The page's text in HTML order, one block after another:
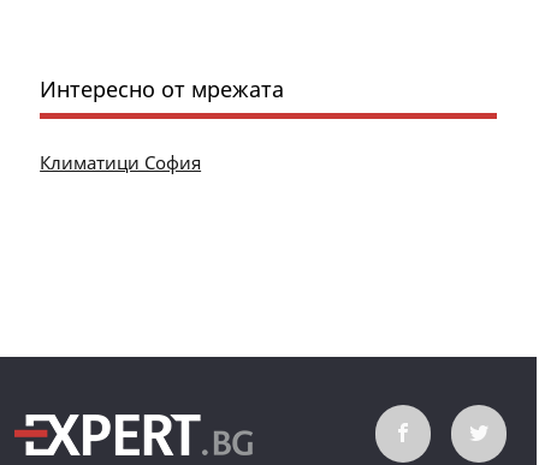
Интересно от мрежата
Климатици София